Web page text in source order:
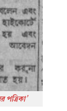
পত্রিকা’